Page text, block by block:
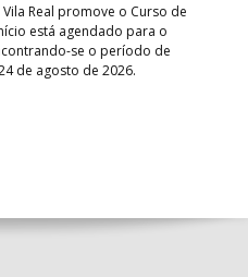
Real promove o Curso de
está agendado para o
se o período de
de agosto de 2026.